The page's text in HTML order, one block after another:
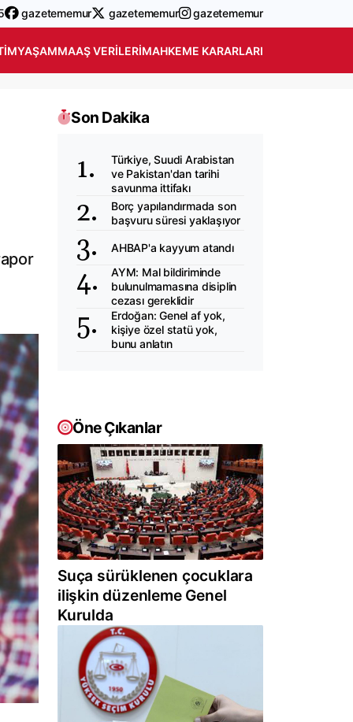
gazetememur gazetememur gazetememur
YAŞAMMAAŞ VERILERIMAHKEME KARARLARI
Son Dakika
Türkiye, Suudi Arabistan
ve Pakistan'dan tarihi
savunma ittifakı
Borç yapılandırmada son
başvuru süresi yaklaşıyor
AHBAP'a kayyum atandı
AYM: Mal bildiriminde
bulunulmamasına disiplin
cezası gereklidir
Erdoğan: Genel af yok,
kişiye özel statü yok,
bunu anlatın
Öne Çıkanlar
Suça sürüklenen çocuklara
ilişkin düzenleme Genel
Kurulda